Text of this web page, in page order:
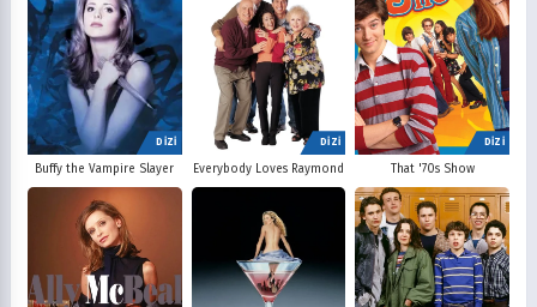
DİZİ
Buffy the Vampire Slayer
DİZİ
Everybody Loves Raymond
DİZİ
That '70s Show